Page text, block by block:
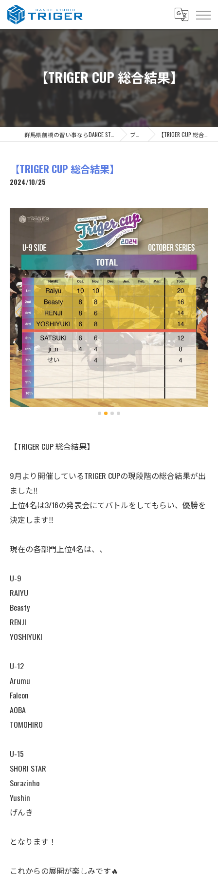
【TRIGER CUP 総合結果】
ブログ 【TRIGER CUP 総合結果】
【TRIGER CUP 総合結果】
2024/10/25
【TRIGER CUP 総合結果】
9月より開催しているTRIGER CUPの現段階の総合結果が出
ました‼️
上位4名は3/16の発表会にてバトルをしてもらい、優勝を
決定します‼️
現在の各部門上位4名は、、
U-9
RAIYU
Beasty
RENJI
YOSHIYUKI
U-12
Arumu
Falcon
AOBA
TOMOHIRO
U-15
SHORI STAR
Sorazinho
Yushin
げんき
となります！
これからの展開が楽しみです🔥